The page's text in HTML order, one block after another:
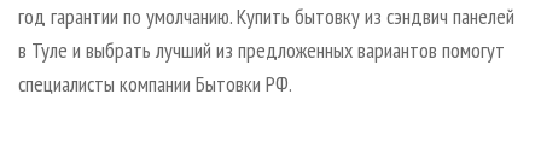
год гарантии по умолчанию. Купить бытовку из сэндвич панелей
в Туле и выбрать лучший из предложенных вариантов помогут
специалисты компании Бытовки РФ.